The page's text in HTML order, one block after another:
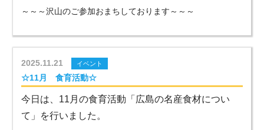
～～～沢山のご参加おまちしております～～～
2025.11.21 イベント
☆11月 食育活動☆
今日は、11月の食育活動「広島の名産食材につい
て」を行いました。